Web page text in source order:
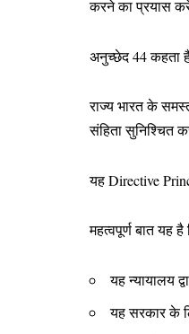
करने का प्रयास
अनुच्छेद 44 कहता
राज्य भारत के
संहिता सुनिश्चित
यह Directive
महत्वपूर्ण बात यह है
यह न्यायालय
यह सरकार के